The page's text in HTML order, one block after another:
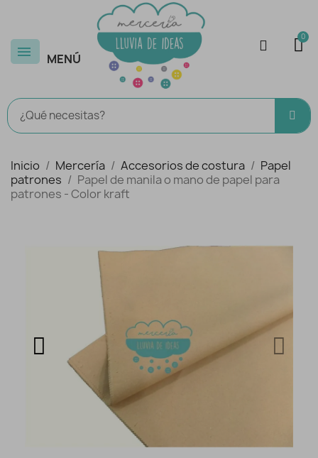
MENÚ
Inicio Mercería Accesorios de costura
Papel
patrones
Papel de manila o mano de papel para
patrones - Color kraft